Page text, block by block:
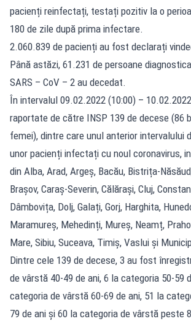
pacienți reinfectați, testați pozitiv la o
180 de zile după prima infectare.
2.060.839 de pacienți au fost declarați
Până astăzi, 61.231 de persoane
SARS – CoV – 2 au decedat.
În intervalul 09.02.2022 (10:00) –
raportate de către INSP 139 de decese (86
femei), dintre care unul anterior intervalului
unor pacienți infectați cu noul coronavirus,
din Alba, Arad, Argeș, Bacău, Bistrița-
Brașov, Caraș-Severin, Călărași, Cluj,
Dâmbovița, Dolj, Galați, Gorj, Harghita,
Maramureș, Mehedinți, Mureș, Neamț,
Mare, Sibiu, Suceava, Timiș, Vaslui și
Dintre cele 139 de decese, 3 au fost
de vârstă 40-49 de ani, 6 la categoria 50-59
categoria de vârstă 60-69 de ani, 51 la
79 de ani și 60 la categoria de vârstă peste